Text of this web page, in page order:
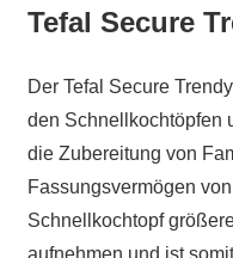
Tefal Secure
Der Tefal Secure
den Schnellkochtöpfen
die Zubereitung von
Fassungsvermögen
Schnellkochtopf
aufnehmen und ist